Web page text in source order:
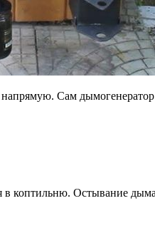
Сам
коптильню. Остывание